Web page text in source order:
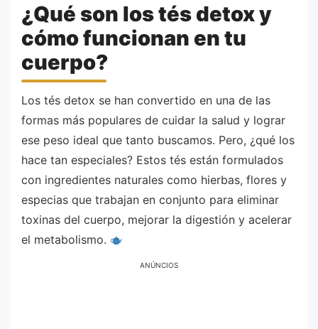
¿Qué son los tés detox y
cómo funcionan en tu
cuerpo?
Los tés detox se han convertido en una de las
formas más populares de cuidar la salud y lograr
ese peso ideal que tanto buscamos. Pero, ¿qué los
hace tan especiales? Estos tés están formulados
con ingredientes naturales como hierbas, flores y
especias que trabajan en conjunto para eliminar
toxinas del cuerpo, mejorar la digestión y acelerar
el metabolismo.
ANÚNCIOS